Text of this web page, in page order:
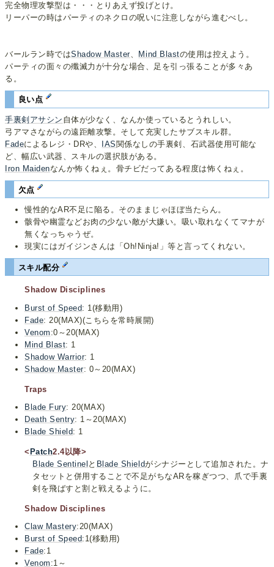
完全物理攻撃型は・・・とりあえず投げとけ。
リーパーの時はパーティのネクロの呪いに注意しながら進むべし。
バールラン時ではShadow Master、 Mind Blastの使用は控えよう。
パーティの面々の殲滅力が十分な場合、足を引っ張ることが多々あ
る。
良い点
手裏剣アサシン 自体が少なく、なんか使っているとうれしい。
弓アマさながらの遠距離攻撃。そして充実したサブスキル群。
Fadeによるレジ・DRや、 IAS 関係なしの手裏剣、石武器使用可能な
ど、幅広い武器、スキルの選択肢がある。
Iron Maidenなんか怖くねぇ。骨チビだってある程度は怖くねぇ。
欠点
慢性的なAR不足に陥る。そのままじゃほぼ当たらん。
骸骨や幽霊などお肉の少ない敵が大嫌い。吸い取れなくてマナが
無くなっちゃうぜ。
現実にはガイジンさんは「Oh!Ninja!」等と言ってくれない。
スキル配分
Shadow Disciplines
Burst of Speed: 1(移動用)
Fade: 20(MAX)(こちらを常時展開)
Venom :0～20(MAX)
Mind Blast: 1
Shadow Warrior: 1
Shadow Master: 0～20(MAX)
Traps
Blade Fury: 20(MAX)
Death Sentry: 1～20(MAX)
Blade Shield: 1
<Patch2.4以降>
Blade Sentinel と Blade Shieldがシナジーとして追加された。ナ
タセットと併用することで不足がちなARを稼ぎつつ、爪で手裏
剣を飛ばすと割と戦えるように。
Shadow Disciplines
Claw Mastery:20(MAX)
Burst of Speed:1(移動用)
Fade:1
Venom :1～